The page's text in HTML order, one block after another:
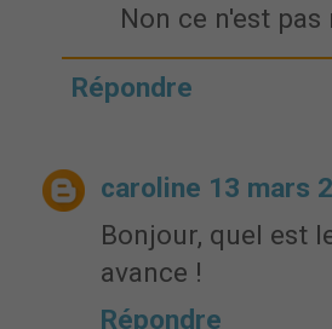
Non ce n'est
Répondre
caroline 13 mars
Bonjour, quel est
avance !
Répondre